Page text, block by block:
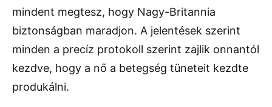
mindent megtesz, hogy Nagy-Britannia
biztonságban maradjon. A jelentések szerint
minden a precíz protokoll szerint zajlik onnantól
kezdve, hogy a nő a betegség tüneteit kezdte
produkálni.